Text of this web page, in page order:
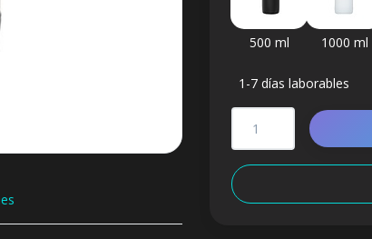
500 ml 1000 ml
1-7 días laborables